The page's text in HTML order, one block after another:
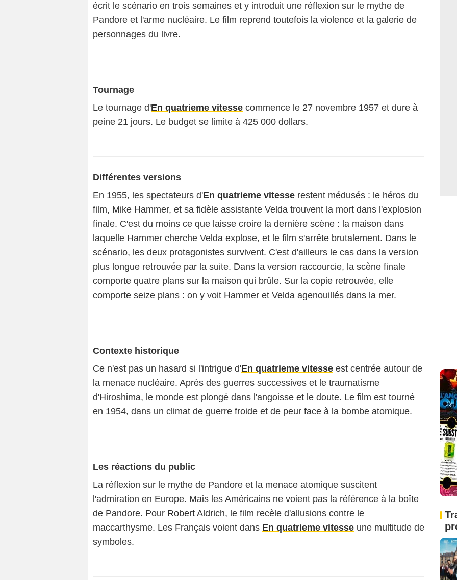
écrit le scénario en trois semaines et y introduit une réflexion sur le mythe de
Pandore et l'arme nucléaire. Le film reprend toutefois la violence et la galerie de
personnages du livre.
Tournage
Le tournage d'En quatrieme vitesse commence le 27 novembre 1957 et dure à
peine 21 jours. Le budget se limite à 425 000 dollars.
Différentes versions
En 1955, les spectateurs d'En quatrieme vitesse restent médusés : le héros du
film, Mike Hammer, et sa fidèle assistante Velda trouvent la mort dans l'explosion
finale. C'est du moins ce que laisse croire la dernière scène : la maison dans
laquelle Hammer cherche Velda explose, et le film s'arrête brutalement. Dans le
scénario, les deux protagonistes survivent. C'est d'ailleurs le cas dans la version
plus longue retrouvée par la suite. Dans la version raccourcie, la scène finale
comporte quatre plans sur la maison qui brûle. Sur la copie retrouvée, elle
comporte seize plans : on y voit Hammer et Velda agenouillés dans la mer.
Contexte historique
Ce n'est pas un hasard si l'intrigue d'En quatrieme vitesse est centrée autour de
la menace nucléaire. Après des guerres successives et le traumatisme
d'Hiroshima, le monde est plongé dans l'angoisse et le doute. Le film est tourné
en 1954, dans un climat de guerre froide et de peur face à la bombe atomique.
Les réactions du public
La réflexion sur le mythe de Pandore et la menace atomique suscitent
l'admiration en Europe. Mais les Américains ne voient pas la référence à la boîte
de Pandore. Pour Robert Aldrich, le film recèle d'allusions contre le
maccarthysme. Les Français voient dans En quatrieme vitesse une multitude de
symboles.